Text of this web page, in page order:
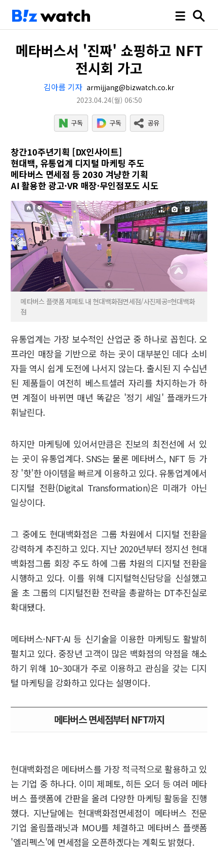
메타버스서 '진짜' 쇼핑하고 NFT
전시회 가고
김아름 기자 armijjang@bizwatch.co.kr
2023.04.24(월) 06:50
창간10주년기획 [DX인사이트]
현대백, 유통업계 디지털 마케팅 주도
메타버스 면세점 등 2030 겨냥한 기획
AI 활용한 광고·VR 매장·무인점포도 시도
메타버스 플랫폼 제페토 내 현대백화점면세점/사진제공=현대백화
점
유통업계는 가장 보수적인 산업군 중 하나로 꼽힌다. 오
프라인 매장을 기반으로 하는 곳이 대부분인 데다 소비
자들 역시 쉽게 도전에 나서지 않는다. 출시된 지 수십년
된 제품들이 여전히 베스트셀러 자리를 차지하는가 하
면 계절이 바뀌면 매년 똑같은 '정기 세일' 플래카드가
휘날린다.
하지만 마케팅에 있어서만큼은 진보의 최전선에 서 있
는 곳이 유통업계다. SNS는 물론 메타버스, NFT 등 가
장 '핫'한 아이템을 빠르게 이용하고 있다. 유통업계에서
디지털 전환(Digital Transformation)은 미래가 아닌
일상이다.
그 중에도 현대백화점은 그룹 차원에서 디지털 전환을
강력하게 추진하고 있다. 지난 2020년부터 정지선 현대
백화점그룹 회장 주도 하에 그룹 차원의 디지털 전환을
시행하고 있다. 이를 위해 디지털혁신담당을 신설했고
올 초 그룹의 디지털전환 전략을 총괄하는 DT추진실로
확대됐다.
메타버스·NFT·AI 등 신기술을 이용한 마케팅도 활발히
펼치고 있다. 중장년 고객이 많은 백화점의 약점을 해소
하기 위해 10~30대가 주로 이용하고 관심을 갖는 디지
털 마케팅을 강화하고 있다는 설명이다.
메타버스 면세점부터 NFT까지
현대백화점은 메타버스를 가장 적극적으로 활용하고 있
는 기업 중 하나다. 이미 제페토, 히든 오더 등 여러 메타
버스 플랫폼에 간판을 올려 다양한 마케팅 활동을 진행
했다. 지난달에는 현대백화점면세점이 메타버스 전문
기업 올림플래닛과 MOU를 체결하고 메타버스 플랫폼
'엘리펙스'에 면세점을 오픈하겠다는 계획도 밝혔다.